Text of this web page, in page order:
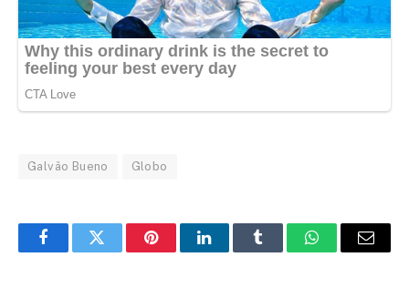
Galvão Bueno Globo
FacebookTwitter PinterestLinkedInTumblr WhatsAppEmail